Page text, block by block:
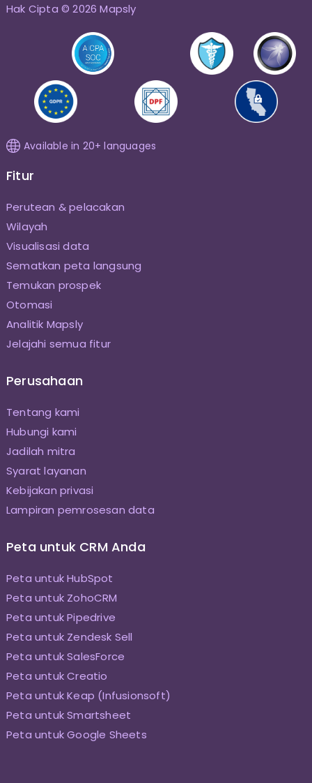
Hak Cipta © 2026 Mapsly
Available in 20+ languages
Fitur
Perutean & pelacakan
Wilayah
Visualisasi data
Sematkan peta langsung
Temukan prospek
Otomasi
Analitik Mapsly
Jelajahi semua fitur
Perusahaan
Tentang kami
Hubungi kami
Jadilah mitra
Syarat layanan
Kebijakan privasi
Lampiran pemrosesan data
Peta untuk CRM Anda
Peta untuk HubSpot
Peta untuk ZohoCRM
Peta untuk Pipedrive
Peta untuk Zendesk Sell
Peta untuk SalesForce
Peta untuk Creatio
Peta untuk Keap (Infusionsoft)
Peta untuk Smartsheet
Peta untuk Google Sheets